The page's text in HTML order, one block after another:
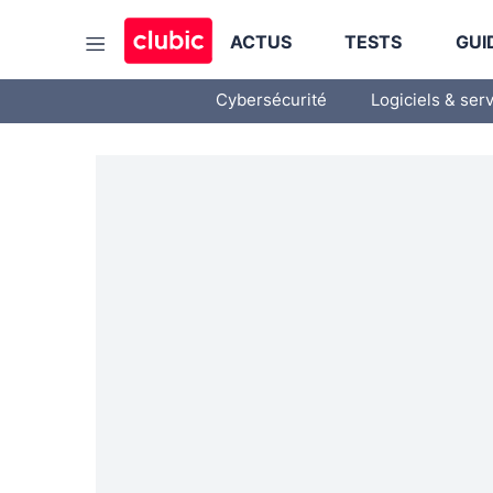
ACTUS TESTS
Cybersécurité Logiciels &